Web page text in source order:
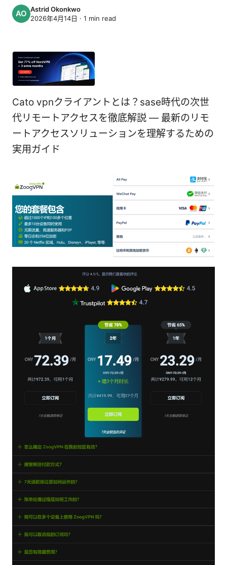
Astrid Okonkwo
2026年4月14日 · 1 min read
Cato vpnクライアントとは？sase時代の次世
代リモートアクセスを徹底解説 — 最新のリモ
ートアクセスソリューションを理解するための
実用ガイド